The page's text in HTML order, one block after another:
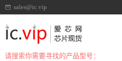
sales@ic.vip
请搜索你需要寻找的产品型号：